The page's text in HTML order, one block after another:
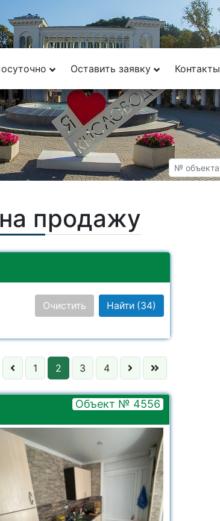
Оставить заявку Контакты
продажу
Найти (34)
Очистить
Площадь общая: 1 2 3 4
Объект № 4556